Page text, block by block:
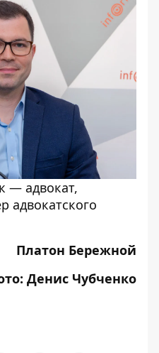
— адвокат,
адвокатского
Платон Бережной
Денис Чубченко